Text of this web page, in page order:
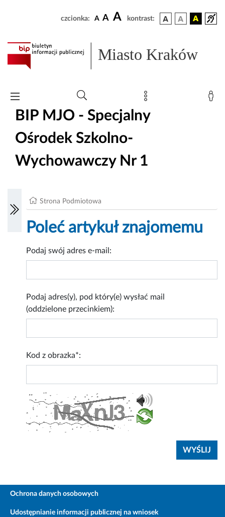
czcionka: A A A kontrast:
Miasto Kraków
BIP MJO - Specjalny
Ośrodek Szkolno-
Wychowawczy Nr 1
Strona Podmiotowa
Poleć artykuł znajomemu
Podaj swój adres e-mail:
Podaj adres(y), pod który(e) wysłać mail
(oddzielone przecinkiem):
Kod z obrazka*:
Ochrona danych osobowych
Udostępnianie informacji publicznej na wniosek